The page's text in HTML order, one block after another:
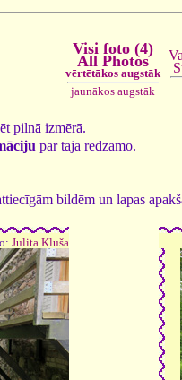
Visi foto (4)
All Photos
vērtētākos augstāk
jaunākos augstāk
pilnā izmērā.
par tajā redzamo.
bildēm un lapas
Julita Kluša